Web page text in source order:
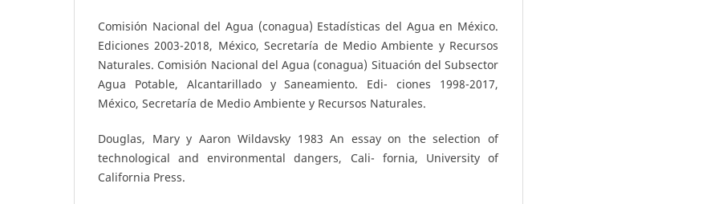
Comisión Nacional del Agua (conagua) Estadísticas del Agua en México.
Ediciones 2003-2018, México, Secretaría de Medio Ambiente y Recursos
Naturales. Comisión Nacional del Agua (conagua) Situación del Subsector
Agua Potable, Alcantarillado y Saneamiento. Edi- ciones 1998-2017,
México, Secretaría de Medio Ambiente y Recursos Naturales.
Douglas, Mary y Aaron Wildavsky 1983 An essay on the selection of
technological and environmental dangers, Cali- fornia, University of
California Press.